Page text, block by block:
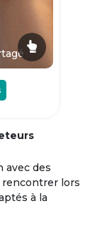
avec des
lors
à la